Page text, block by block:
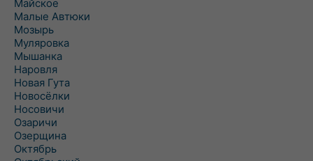
Майское
Малые Автюки
Мозырь
Муляровка
Мышанка
Наровля
Новая Гута
Новосёлки
Носовичи
Озаричи
Озерщина
Октябрь